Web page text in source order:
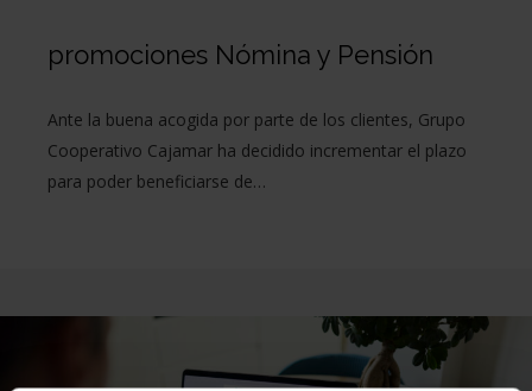
promociones Nómina y Pensión
Ante la buena acogida por parte de los clientes, Grupo
Cooperativo Cajamar ha decidido incrementar el plazo
para poder beneficiarse de…